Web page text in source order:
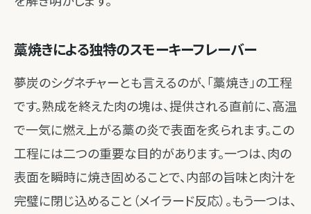
藁焼きによる独特のスモーキーフレーバー
夢炭のシグネチャーとも言えるのが、「藁焼き」の工程
です。熟成を終えた肉の塊は、提供される直前に、高温
で一気に燃え上がる藁の炎で表面を炙られます。この
工程には二つの重要な目的があります。一つは、肉の
表面を瞬時に焼き固めることで、内部の旨味と肉汁を
完璧に閉じ込めること（メイラード反応）。もう一つは、